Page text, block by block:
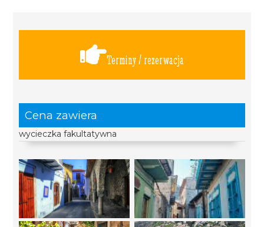
Terminy / rezerwacja
Cena zawiera
wycieczka fakultatywna